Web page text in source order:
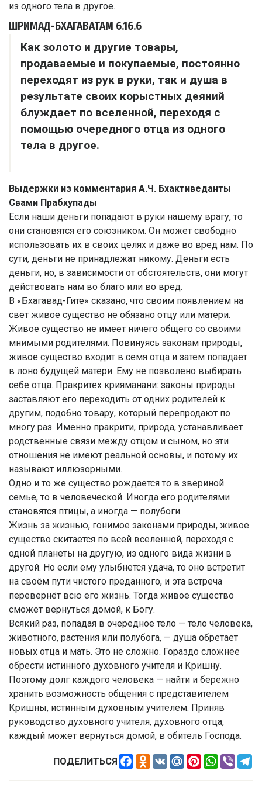
ШРИМАД-БХАГАВАТАМ 6.16.6
Как золото и другие товары,
продаваемые и покупаемые, постоянно
переходят из рук в руки, так и душа в
результате своих корыстных деяний
блуждает по вселенной, переходя с
помощью очередного отца из одного
тела в другое.
Выдержки из комментария А.Ч. Бхактиведанты
Свами Прабхупады
Если наши деньги попадают в руки нашему врагу, то
они становятся его союзником. Он может свободно
использовать их в своих целях и даже во вред нам. По
сути, деньги не принадлежат никому. Деньги есть
деньги, но, в зависимости от обстоятельств, они могут
действовать нам во благо или во вред.
В «Бхагавад-Гите» сказано, что своим появлением на
свет живое существо не обязано отцу или матери.
Живое существо не имеет ничего общего со своими
мнимыми родителями. Повинуясь законам природы,
живое существо входит в семя отца и затем попадает
в лоно будущей матери. Ему не позволено выбирать
себе отца. Пракритех крияманани: законы природы
заставляют его переходить от одних родителей к
другим, подобно товару, который перепродают по
многу раз. Именно пракрити, природа, устанавливает
родственные связи между отцом и сыном, но эти
отношения не имеют реальной основы, и потому их
называют иллюзорными.
Одно и то же существо рождается то в звериной
семье, то в человеческой. Иногда его родителями
становятся птицы, а иногда — полубоги.
Жизнь за жизнью, гонимое законами природы, живое
существо скитается по всей вселенной, переходя с
одной планеты на другую, из одного вида жизни в
другой. Но если ему улыбнется удача, то оно встретит
на своём пути чистого преданного, и эта встреча
перевернёт всю его жизнь. Тогда живое существо
сможет вернуться домой, к Богу.
Всякий раз, попадая в очередное тело — тело человека,
животного, растения или полубога, — душа обретает
новых отца и мать. Это не сложно. Гораздо сложнее
обрести истинного духовного учителя и Кришну.
Поэтому долг каждого человека — найти и бережно
хранить возможность общения с представителем
Кришны, истинным духовным учителем. Приняв
руководство духовного учителя, духовного отца,
каждый может вернуться домой, в обитель Господа.
ПОДЕЛИТЬСЯ Facebook
Odnoklassniki
VK Mail.RuPinterestWhatsApp
Viber